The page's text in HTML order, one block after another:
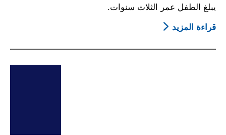
يبلغ الطفل عمر الثلاث سنوات.
قراءة المزيد About
الالتحاق